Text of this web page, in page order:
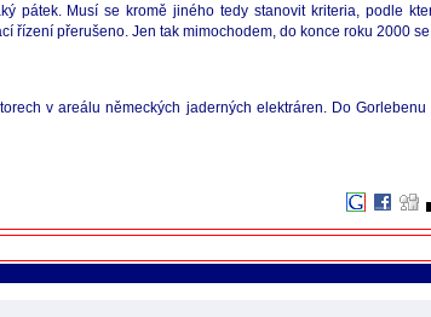
pátek. Musí se kromě jiného tedy stanovit kriteria, podle
přerušeno. Jen tak mimochodem, do konce roku 2000
v areálu německých jaderných elektráren. Do